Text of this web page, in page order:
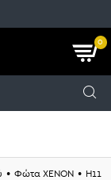
0
Φώτα XENON H11